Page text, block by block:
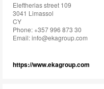
Eleftherias street 109
3041 Limassol
CY
Phone: +357 996 873 30
Email:info@ekagroup.com
https://www.ekagroup.com